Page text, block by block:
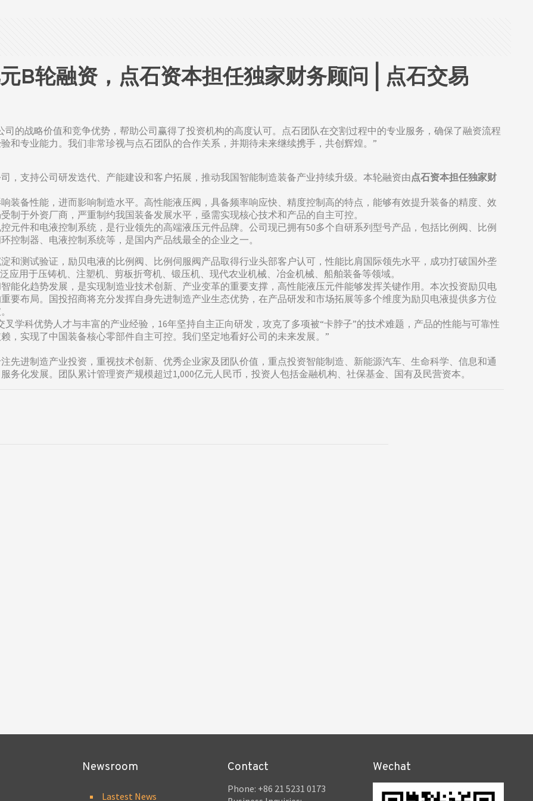
B轮融资，点石资本担任独家财务顾问 | 点石交易
的战略价值和竞争优势，帮助公司赢得了投资机构的高度认可。点石团队在交割过程中的专业服务，确保了融资流程
和专业能力。我们非常珍视与点石团队的合作关系，并期待未来继续携手，共创辉煌。”
，支持公司研发迭代、产能建设和客户拓展，推动我国智能制造装备产业持续升级。本轮融资由点石资本担任独家财
装备性能，进而影响制造水平。高性能液压阀，具备频率响应快、精度控制高的特点，能够有效提升装备的精度、效
制于外资厂商，严重制约我国装备发展水平，亟需实现核心技术和产品的自主可控。
元件和电液控制系统，是行业领先的高端液压元件品牌。公司现已拥有50多个自研系列型号产品，包括比例阀、比例
控制器、电液控制系统等，是国内产品线最全的企业之一。
和测试验证，励贝电液的比例阀、比例伺服阀产品取得行业头部客户认可，性能比肩国际领先水平，成功打破国外垄
应用于压铸机、注塑机、剪板折弯机、锻压机、现代农业机械、冶金机械、船舶装备等领域。
能化趋势发展，是实现制造业技术创新、产业变革的重要支撑，高性能液压元件能够发挥关键作用。本次投资励贝电
要布局。国投招商将充分发挥自身先进制造产业生态优势，在产品研发和市场拓展等多个维度为励贝电液提供多方位
叉学科优势人才与丰富的产业经验，16年坚持自主正向研发，攻克了多项被“卡脖子”的技术难题，产品的性能与可靠性
，实现了中国装备核心零部件自主可控。我们坚定地看好公司的未来发展。”
先进制造产业投资，重视技术创新、优秀企业家及团队价值，重点投资智能制造、新能源汽车、生命科学、信息和通
务化发展。团队累计管理资产规模超过1,000亿元人民币，投资人包括金融机构、社保基金、国有及民营资本。
Newsroom
Lastest News
Contact
Phone: +86 21 5231 0173
Wechat